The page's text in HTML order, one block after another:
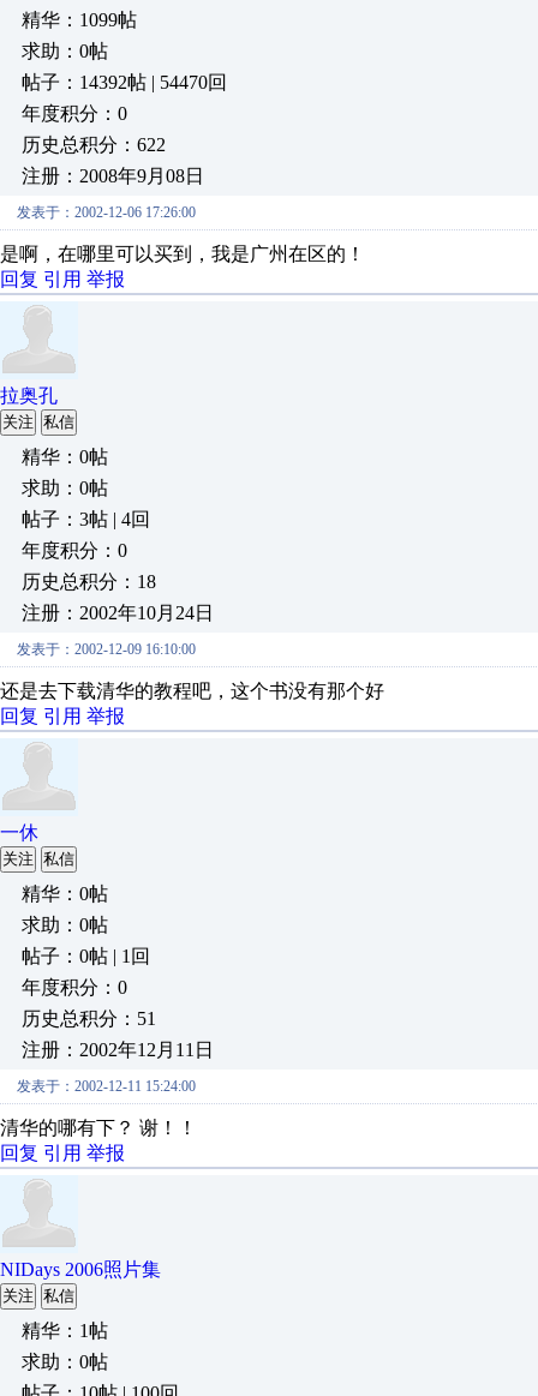
精华：1099帖
求助：0帖
帖子：14392帖 | 54470回
年度积分：0
历史总积分：622
注册：2008年9月08日
发表于：2002-12-06 17:26:00
是啊，在哪里可以买到，我是广州在区的！
回复 引用 举报
拉奥孔
关注 私信
精华：0帖
求助：0帖
帖子：3帖 | 4回
年度积分：0
历史总积分：18
注册：2002年10月24日
发表于：2002-12-09 16:10:00
还是去下载清华的教程吧，这个书没有那个好
回复 引用 举报
一休
关注 私信
精华：0帖
求助：0帖
帖子：0帖 | 1回
年度积分：0
历史总积分：51
注册：2002年12月11日
发表于：2002-12-11 15:24:00
清华的哪有下？ 谢！！
回复 引用 举报
NIDays 2006照片集
关注 私信
精华：1帖
求助：0帖